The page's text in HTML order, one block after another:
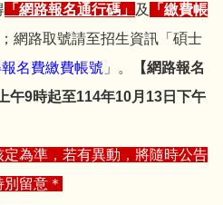
「網路報名通行碼」 及
「繳費帳
網路取號請至招生資訊「碩士
名費繳費帳號 」。
【網路報名
午9時起至114年10月13日下午
定為準，若有異動，將隨時公告
留意＊